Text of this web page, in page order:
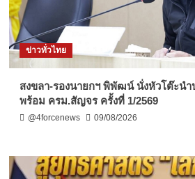
ข่าวทั่วไทย
สงขลา-รองนายกฯ พิพัฒน์ นั่งหัวโต๊ะนำ
พร้อม ครม.สัญจร ครั้งที่ 1/2569
@4forcenews 09/08/2026